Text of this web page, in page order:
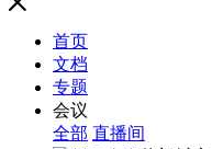
首页
文档
专题
会议
全部 直播间